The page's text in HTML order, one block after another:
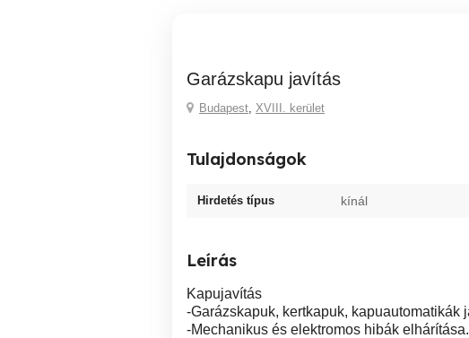
Garázskapu javítás
Budapest, XVIII. kerület
Tulajdonságok
Hirdetés típus kínál
Leírás
Kapujavítás
-Garázskapuk, kertkapuk, kapuautomatikák
-Mechanikus és elektromos hibák elhárítása.